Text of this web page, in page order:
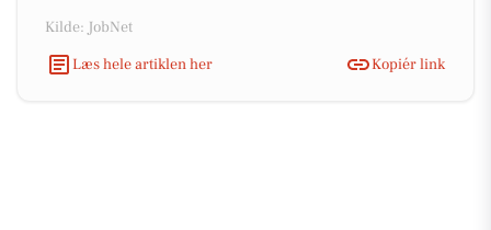
Kilde: JobNet
Læs hele artiklen her
Kopiér link